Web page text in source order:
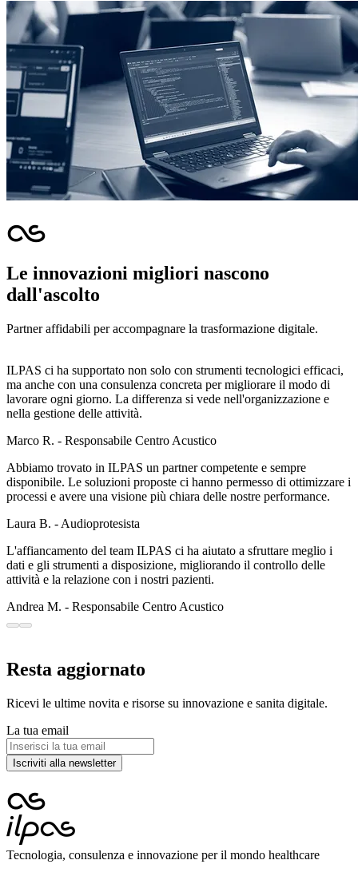
Le innovazioni migliori nascono
dall'ascolto
Partner affidabili per accompagnare la trasformazione digitale.
ILPAS ci ha supportato non solo con strumenti tecnologici efficaci,
ma anche con una consulenza concreta per migliorare il modo di
lavorare ogni giorno. La differenza si vede nell'organizzazione e
nella gestione delle attività.
Marco R. - Responsabile Centro Acustico
Abbiamo trovato in ILPAS un partner competente e sempre
disponibile. Le soluzioni proposte ci hanno permesso di ottimizzare i
processi e avere una visione più chiara delle nostre performance.
Laura B. - Audioprotesista
L'affiancamento del team ILPAS ci ha aiutato a sfruttare meglio i
dati e gli strumenti a disposizione, migliorando il controllo delle
attività e la relazione con i nostri pazienti.
Andrea M. - Responsabile Centro Acustico
Resta aggiornato
Ricevi le ultime novita e risorse su innovazione e sanita digitale.
La tua email
Iscriviti alla newsletter
Tecnologia, consulenza e innovazione per il mondo healthcare